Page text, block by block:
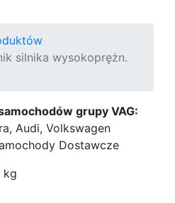
silnika wysokoprężn.
grupy VAG:
Audi, Volkswagen
Dostawcze
kg